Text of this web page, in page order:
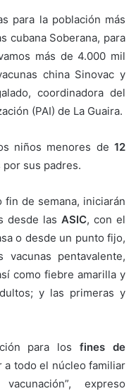
para la población más
cubana Soberana, para
más de 4.000 mil
china Sinovac y
coordinadora del
(PAI) de La Guaira.
niños menores de 12
sus padres.
de semana, iniciarán
desde las ASIC, con el
o desde un punto fijo,
pentavalente,
como fiebre amarilla y
y las primeras y
para losfines de
a todo el núcleo familiar
expreso